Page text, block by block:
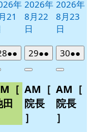
年
21
2026年
8月22
日
2026年
8月23
日
2026
年
月
28
日
●●
件
イ
ベ
ト)
［
田
292026
年
月
29
日
●●
件
イ
ベ
ト)
Close
AM［
院長
］
302026
年
月
30
日
●●
件
イ
Close
AM［
院長
］